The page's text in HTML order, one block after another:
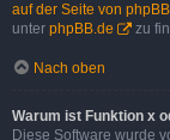
auf der Seite von
unter phpBB.de zu
Nach oben
Warum ist Funktion x
Diese Software wurde